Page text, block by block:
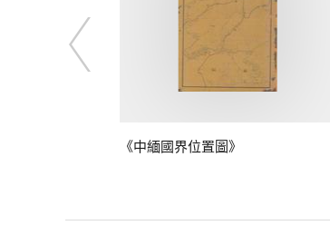
《中緬國界位置圖》